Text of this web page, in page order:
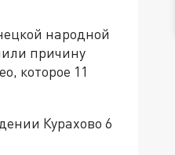
народной
причину
которое 11
Курахово 6